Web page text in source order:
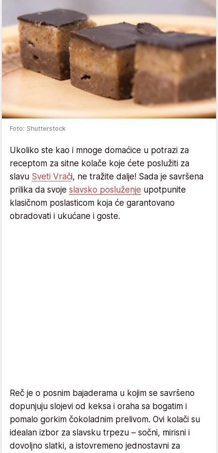
Foto: Shutterstock
Ukoliko ste kao i mnoge domaćice u potrazi za
receptom za sitne kolače koje ćete poslužiti za
slavu Sveti Vrači, ne tražite dalje! Sada je savršena
prilika da svoje slavsko posluženje upotpunite
klasičnom poslasticom koja će garantovano
obradovati i ukućane i goste.
Reč je o posnim bajaderama u kojim se savršeno
dopunjuju slojevi od keksa i oraha sa bogatim i
pomalo gorkim čokoladnim prelivom. Ovi kolači su
idealan izbor za slavsku trpezu – sočni, mirisni i
dovoljno slatki, a istovremeno jednostavni za